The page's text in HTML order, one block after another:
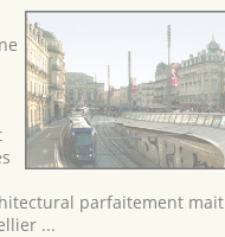
parfaitement
...